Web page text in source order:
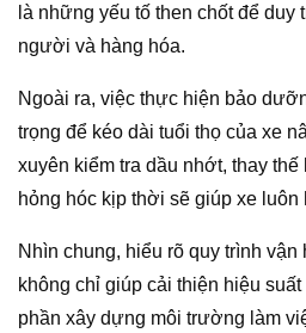
là những yếu tố then chốt để duy
người và hàng hóa.
Ngoài ra, việc thực hiện bảo
trọng để kéo dài tuổi thọ của xe
xuyên kiểm tra dầu nhớt, thay
hỏng hóc kịp thời sẽ giúp xe luôn
Nhìn chung, hiểu rõ quy trình
không chỉ giúp cải thiện hiệu
phần xây dựng môi trường làm